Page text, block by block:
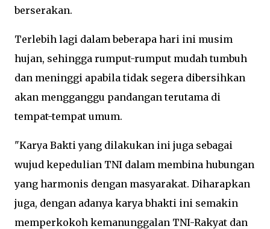
berserakan.
Terlebih lagi dalam beberapa hari ini musim
hujan, sehingga rumput-rumput mudah tumbuh
dan meninggi apabila tidak segera dibersihkan
akan mengganggu pandangan terutama di
tempat-tempat umum.
"Karya Bakti yang dilakukan ini juga sebagai
wujud kepedulian TNI dalam membina hubungan
yang harmonis dengan masyarakat. Diharapkan
juga, dengan adanya karya bhakti ini semakin
memperkokoh kemanunggalan TNI-Rakyat dan